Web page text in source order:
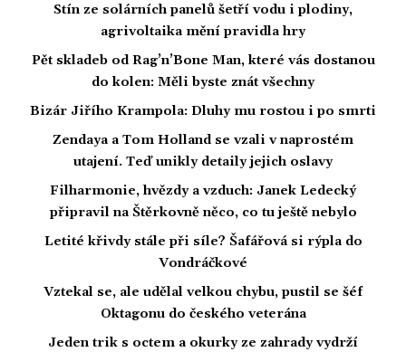
Stín ze solárních panelů šetří vodu i plodiny,
agrivoltaika mění pravidla hry
Pět skladeb od Rag’n’Bone Man, které vás dostanou
do kolen: Měli byste znát všechny
Bizár Jiřího Krampola: Dluhy mu rostou i po smrti
Zendaya a Tom Holland se vzali v naprostém
utajení. Teď unikly detaily jejich oslavy
Filharmonie, hvězdy a vzduch: Janek Ledecký
připravil na Štěrkovně něco, co tu ještě nebylo
Letité křivdy stále při síle? Šafářová si rýpla do
Vondráčkové
Vztekal se, ale udělal velkou chybu, pustil se šéf
Oktagonu do českého veterána
Jeden trik s octem a okurky ze zahrady vydrží